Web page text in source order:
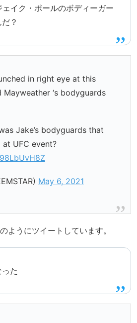
イク・ポールのボディーガー
？
in right eye at this
‘s bodyguards
Jake’s bodyguards that
UFC event?
May 6, 2021
ようにツイートしています。
た